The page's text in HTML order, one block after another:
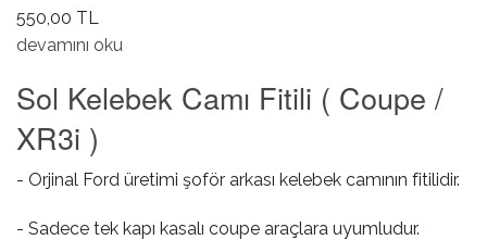
550,00 TL
Şapkalık Kenar Bakalitleri ( Sedan ) hakkında
devamını oku
Sol Kelebek Camı Fitili ( Coupe /
XR3i )
- Orjinal Ford üretimi şoför arkası kelebek camının fitilidir.
- Sadece tek kapı kasalı coupe araçlara uyumludur.